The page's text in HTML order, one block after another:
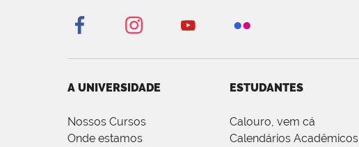
A UNIVERSIDADE
Nossos Cursos
Onde estamos
ESTUDANTES
Calouro, vem cá
Calendários Acadêmicos